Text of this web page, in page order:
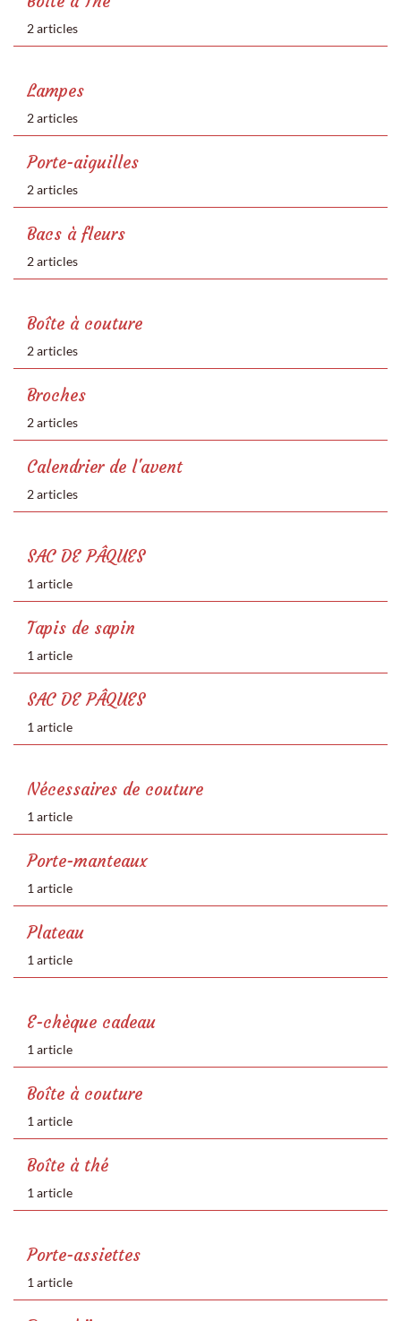
2 articles
Lampes
2 articles
Porte-aiguilles
2 articles
Bacs à fleurs
2 articles
Boîte à couture
2 articles
Broches
2 articles
Calendrier de l'avent
2 articles
SAC DE PÂQUES
1 article
Tapis de sapin
1 article
SAC DE PÂQUES
1 article
Nécessaires de couture
1 article
Porte-manteaux
1 article
Plateau
1 article
E-chèque cadeau
1 article
Boîte à couture
1 article
Boîte à thé
1 article
Porte-assiettes
1 article